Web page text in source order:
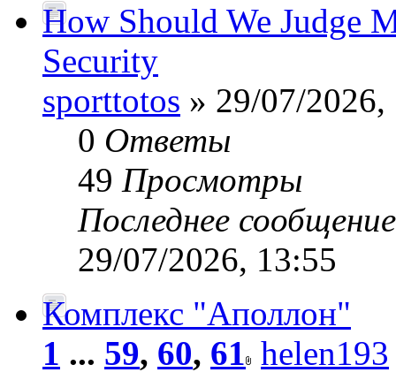
How Should We Judge
Security
sporttotos » 29/07/2026,
0 Ответы
49 Просмотры
Последнее
29/07/2026, 13:55
Комплекс "Аполлон"
1 ... 59, 60, 61 helen193